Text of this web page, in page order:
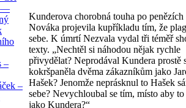
Kunderova chorobná touha po penězích
Nováka projevila kupříkladu tím, že
sebe. K úmrtí Nezvala vydal tři téměř
texty. „Nechtěl si náhodou nějak rychle
přivydělat? Neprodával Kundera prostě
kokršpaněla dvěma zákazníkům jako
Hašek? Jenomže neprásknul to Hašek
sebe? Nevychloubal se tím, místo aby
jako Kundera?“